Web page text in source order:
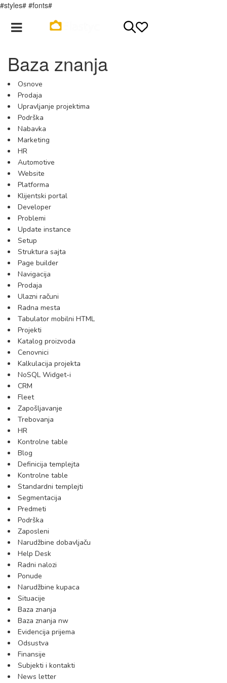
#styles# #fonts#
Baza znanja
Osnove
Prodaja
Upravljanje projektima
Podrška
Nabavka
Marketing
HR
Automotive
Website
Platforma
Klijentski portal
Developer
Problemi
Update instance
Setup
Struktura sajta
Page builder
Navigacija
Prodaja
Ulazni računi
Radna mesta
Tabulator mobilni HTML
Projekti
Katalog proizvoda
Cenovnici
Kalkulacija projekta
NoSQL Widget-i
CRM
Fleet
Zapošljavanje
Trebovanja
HR
Kontrolne table
Blog
Definicija templejta
Kontrolne table
Standardni templejti
Segmentacija
Predmeti
Podrška
Zaposleni
Narudžbine dobavljaču
Help Desk
Radni nalozi
Ponude
Narudžbine kupaca
Situacije
Baza znanja
Baza znanja nw
Evidencija prijema
Odsustva
Finansije
Subjekti i kontakti
News letter